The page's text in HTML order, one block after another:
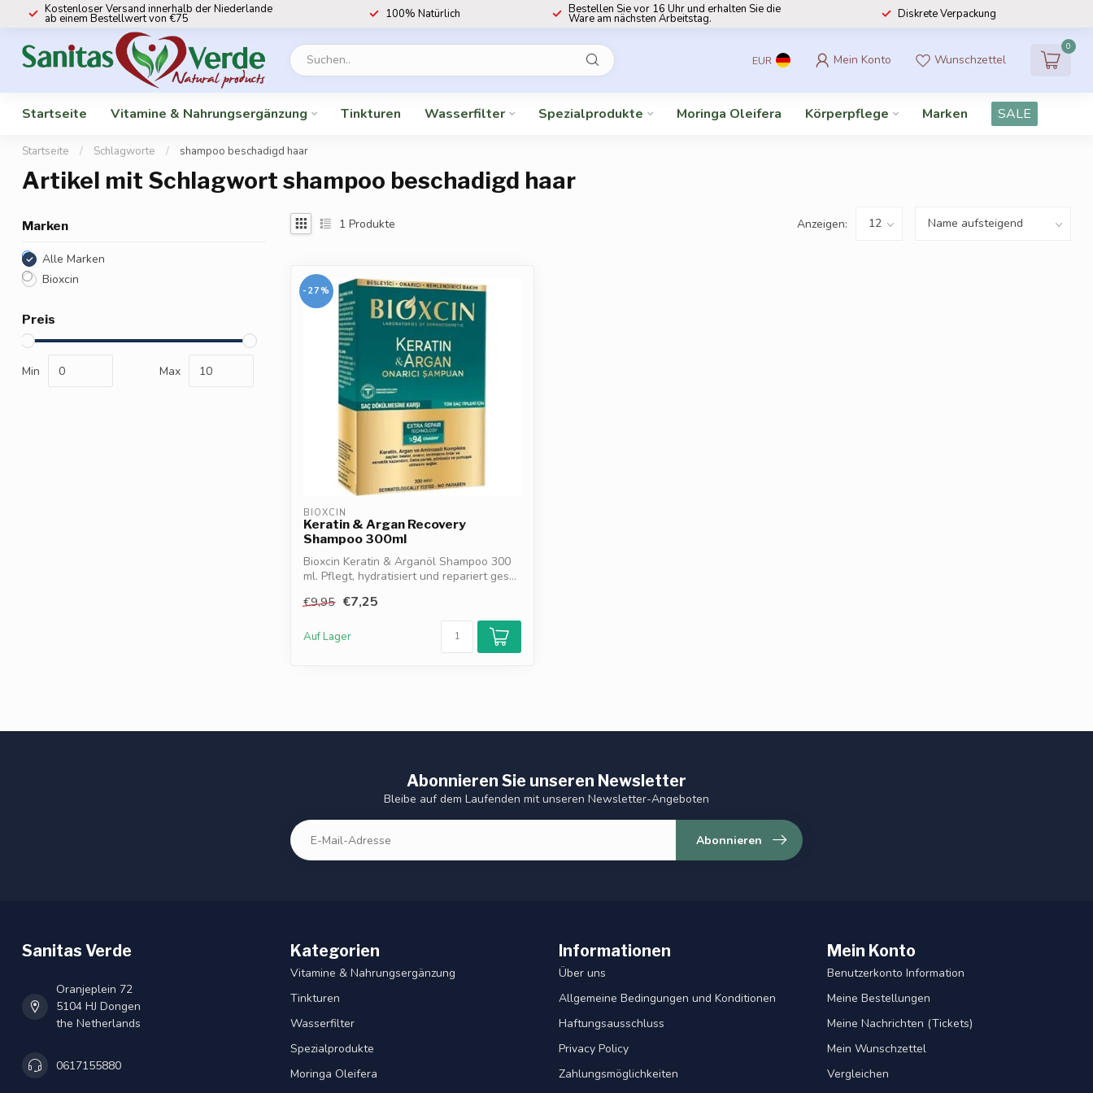
Kostenloser Versand innerhalb der Niederlande
ab einem Bestellwert von €75 100% Natürlich Bestellen Sie vor 16 Uhr und erhalten Sie die
Ware am nächsten Arbeitstag. Diskrete Verpackung
EUR Mein Konto Wunschzettel
0
Startseite Vitamine & Nahrungsergänzung Tinkturen Wasserfilter Spezialprodukte Moringa Oleifera Körperpflege Marken SALE
Startseite / Schlagworte / shampoo beschadigd haar
Artikel mit Schlagwort shampoo beschadigd haar
Marken
Alle Marken
Bioxcin
Preis
Min Max
1 Produkte Anzeigen:
-27%
BIOXCIN
Keratin & Argan Recovery
Shampoo 300ml
Bioxcin Keratin & Arganöl Shampoo 300
ml. Pflegt, hydratisiert und repariert ges...
€9,95 €7,25
Auf Lager
Abonnieren Sie unseren Newsletter
Bleibe auf dem Laufenden mit unseren Newsletter-Angeboten
Abonnieren
Sanitas Verde
Oranjeplein 72
5104 HJ Dongen
the Netherlands
0617155880
Kategorien
Vitamine & Nahrungsergänzung
Tinkturen
Wasserfilter
Spezialprodukte
Moringa Oleifera
Informationen
Über uns
Allgemeine Bedingungen und Konditionen
Haftungsausschluss
Privacy Policy
Zahlungsmöglichkeiten
Mein Konto
Benutzerkonto Information
Meine Bestellungen
Meine Nachrichten (Tickets)
Mein Wunschzettel
Vergleichen